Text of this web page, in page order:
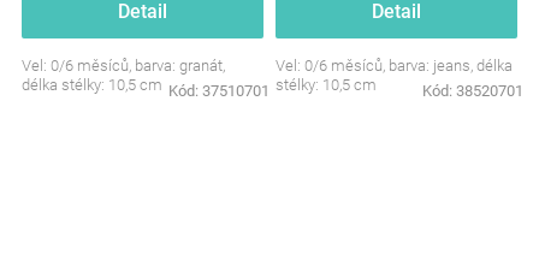
Detail
Vel: 0/6 měsíců, barva: granát,
délka stélky: 10,5 cm Kód: 37510701
Detail
Vel: 0/6 měsíců, barva: jeans, délka
stélky: 10,5 cm
Kód: 38520701